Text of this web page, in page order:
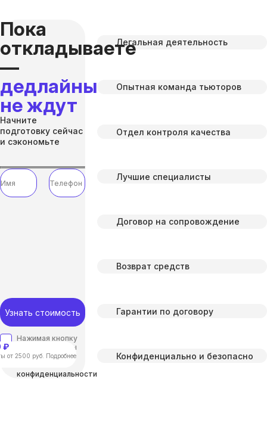
Пока
откладываете
—
дедлайны
не ждут
Начните
подготовку сейчас
и сэкономьте
Узнать стоимость
Нажимая кнопку
“отправить”, вы
соглашаетесь с
конфиденциальности
₽
от 2500 руб. Подробнее
Легальная деятельность
Опытная команда тьюторов
Отдел контроля качества
Лучшие специалисты
Договор на сопровождение
Возврат средств
Гарантии по договору
Конфиденциально и безопасно